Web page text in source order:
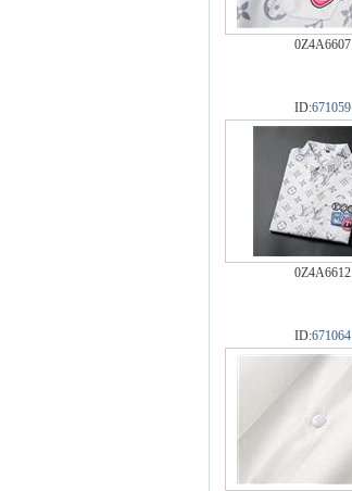
0Z4A6607
ID:671059
0Z4A6612
ID:671064